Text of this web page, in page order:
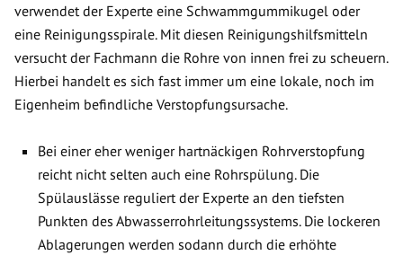
verwendet der Experte eine Schwammgummikugel oder
eine Reinigungsspirale. Mit diesen Reinigungshilfsmitteln
versucht der Fachmann die Rohre von innen frei zu scheuern.
Hierbei handelt es sich fast immer um eine lokale, noch im
Eigenheim befindliche Verstopfungsursache.
Bei einer eher weniger hartnäckigen Rohrverstopfung
reicht nicht selten auch eine Rohrspülung. Die
Spülauslässe reguliert der Experte an den tiefsten
Punkten des Abwasserrohrleitungssystems. Die lockeren
Ablagerungen werden sodann durch die erhöhte